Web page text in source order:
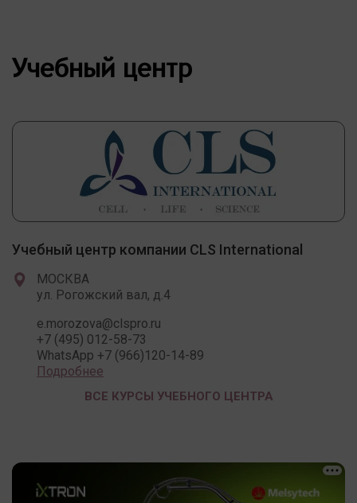
Учебный центр
Учебный центр компании CLS International
МОСКВА
ул. Рогожский вал, д.4
e.morozova@clspro.ru
+7 (495) 012-58-73
WhatsApp +7 (966)120-14-89
Подробнее
ВСЕ КУРСЫ УЧЕБНОГО ЦЕНТРА